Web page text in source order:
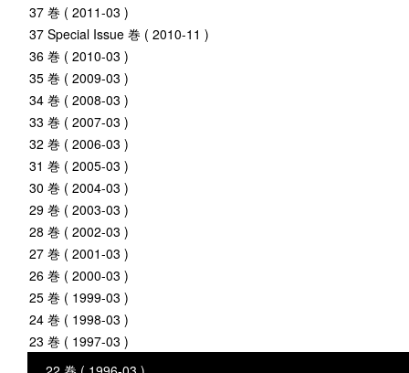
37 巻 ( 2011-03 )
37 Special Issue 巻 ( 2010-11 )
36 巻 ( 2010-03 )
35 巻 ( 2009-03 )
34 巻 ( 2008-03 )
33 巻 ( 2007-03 )
32 巻 ( 2006-03 )
31 巻 ( 2005-03 )
30 巻 ( 2004-03 )
29 巻 ( 2003-03 )
28 巻 ( 2002-03 )
27 巻 ( 2001-03 )
26 巻 ( 2000-03 )
25 巻 ( 1999-03 )
24 巻 ( 1998-03 )
23 巻 ( 1997-03 )